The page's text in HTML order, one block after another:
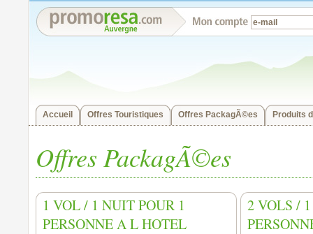
Accueil Offres Touristiques Offres PackagÃ©es Produits
Offres PackagÃ©es
1 VOL / 1 NUIT POUR 1
PERSONNE A L HOTEL
2 VOLS /